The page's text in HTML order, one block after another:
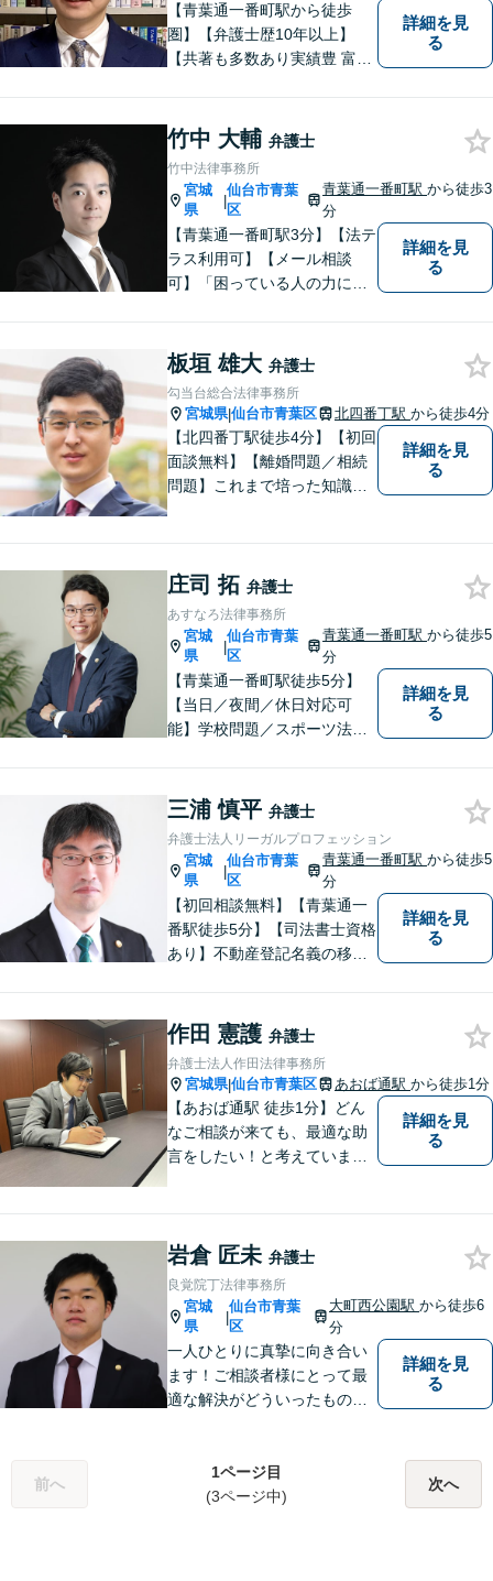
【青葉通一番町駅から徒歩
圏】【弁護士歴10年以上】
【共著も多数あり実績豊 富】
通した深いアドバ イスが可
能。借金・債務整理に関して
も熟知。
詳細を見
る
竹中 大輔 弁護士
竹中法律事務所
宮城
県
|
仙台市青葉
区
青葉通一番町駅から徒歩3
分
【青葉通一番町駅3分】【法テ
ラス利用可】【メール相談
可】「困っている人の力にな
ります。 依頼者の思いに寄り
添い、丁寧な対応を心がけて
おりますので、ぜひご相談く
ださい。
詳細を見
る
板垣 雄大 弁護士
勾当台総合法律事務所
宮城県|仙台市青葉区 北四番丁駅 から徒歩4分
【北四番丁駅徒歩4分】【初回
面談無料】【離婚問題／相続
問題】これまで培った知識と
対応可能】丁寧かつ迅速多対
応でお悩みを解決します。
【明朗な料金体系】お気軽に
ご相談下さい。
詳細を見
る
庄司 拓 弁護士
あすなろ法律事務所
宮城
県
|
仙台市青葉
区
青葉通一番町駅から徒歩5
分
【青葉通一番町駅徒歩5分】
【当日／夜間／休日対応可
能】学校問題／スポーツ法務
続／刑事事件など幅広く対
応。悩みを抱えた方が気軽に
相談できるように、親しみや
すい雰囲気作りを心掛けてお
ります。
詳細を見
る
三浦 慎平 弁護士
弁護士法人リーガルプロフェッション
宮城
県
|
仙台市青葉
区
青葉通一番町駅から徒歩5
分
【初回相談無料】【青葉通一
番駅徒歩5分】【司法書士資格
あり】不動産登記名義の移転
産分割のほか、交通事故・離
婚・借金などあらゆる法律問
題に全力を尽くします。お困
りの方はまずはご相談くださ
い。
詳細を見
る
作田 憲護 弁護士
弁護士法人作田法律事務所
宮城県|仙台市青葉区 あおば通駅 から徒歩1分
【あおば通駅 徒歩1分】どん
なご相談が来ても、最適な助
言をしたい！と考えていま
詳細を見
る
岩倉 匠未 弁護士
良覚院丁法律事務所
宮城
県
|
仙台市青葉
区
大町西公園駅から徒歩6
分
一人ひとりに真摯に向き合い
ます！ご相談者様にとって最
適な解決がどういったものな
解決に臨む 】【労働問題／交
通事故／離婚問題／相続問題
詳細を見
る
前へ
1ページ目
(3ページ中)
次へ